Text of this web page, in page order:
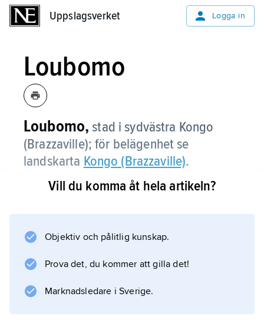
Uppslagsverket Logga in
Loubomo
Loubomo, stad i sydvästra Kongo
(Brazzaville); för belägenhet se
landskarta Kongo (Brazzaville).
Information om artikeln
Vill du komma åt hela artikeln?
Objektiv och pålitlig kunskap.
Prova det, du kommer att gilla det!
Marknadsledare i Sverige.